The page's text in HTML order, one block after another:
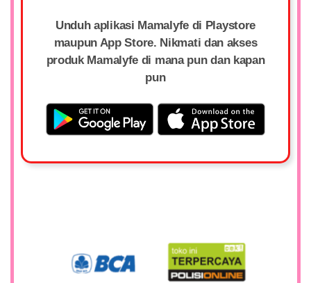
Unduh aplikasi Mamalyfe di Playstore
maupun App Store. Nikmati dan akses
produk Mamalyfe di mana pun dan kapan
pun